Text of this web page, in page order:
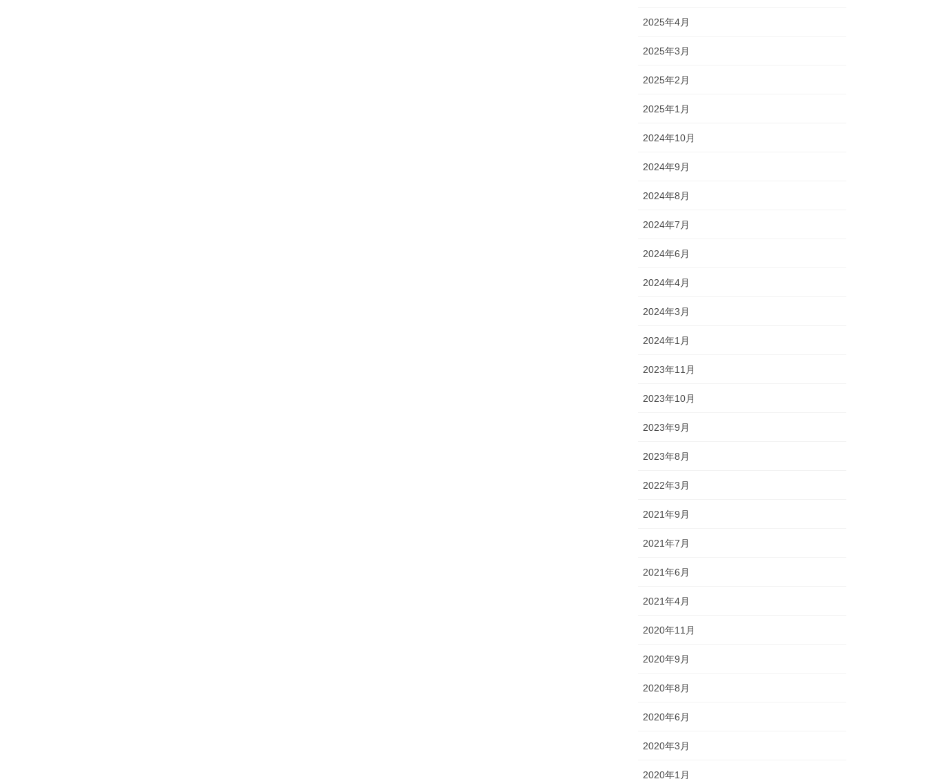
2025年4月
2025年3月
2025年2月
2025年1月
2024年10月
2024年9月
2024年8月
2024年7月
2024年6月
2024年4月
2024年3月
2024年1月
2023年11月
2023年10月
2023年9月
2023年8月
2022年3月
2021年9月
2021年7月
2021年6月
2021年4月
2020年11月
2020年9月
2020年8月
2020年6月
2020年3月
2020年1月